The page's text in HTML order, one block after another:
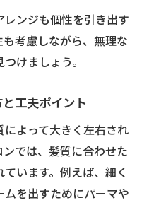
ンジも個性を引き出す
考慮しながら、無理な
けましょう。
工夫ポイント
よって大きく左右され
では、髪質に合わせた
います。例えば、細く
を出すためにパーマや